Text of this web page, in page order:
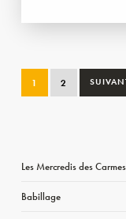
1 2
Les Mercredis des Carmes
Babillage